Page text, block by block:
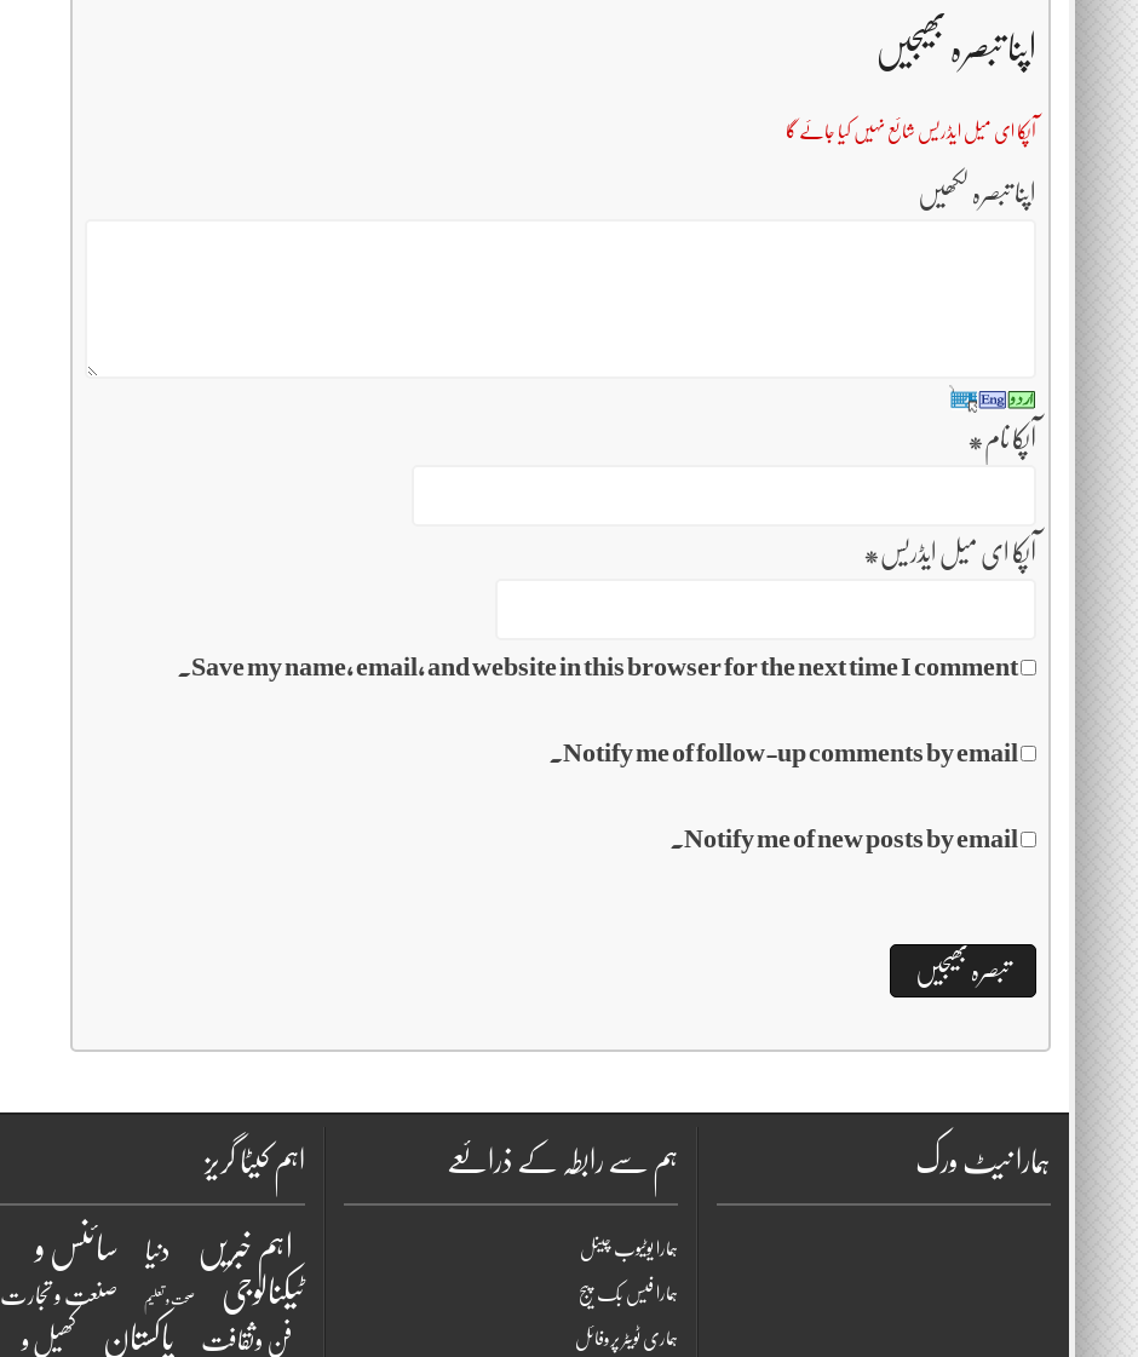
اپنا تبصرہ بھیجیں
آپکا ای میل ایڈریس شائع نہیں کیا جائے گا
اپنا تبصرہ لکھیں
آپکا نام *
آپکا ای میل ایڈریس *
Save my name, email, and website in this browser for the next time I comment.
Notify me of follow-up comments by email.
Notify me of new posts by email.
اہم کیٹا گریز
اہم خبریں دنیا
سائنس و
ٹیکنالوجی
صحت و تعلیم صنعت و تجارت
فن وثقافت پاکستان کھیل و
ہم سے رابطہ کے ذرائعے
ہمارا یوٹیوب چینل
ہمارا فیس بک پیج
ہماری ٹویٹر پروفائل
ہمارا نیٹ ورک